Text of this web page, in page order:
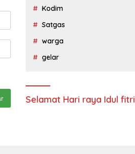
Kodim
Satgas
warga
gelar
Selamat Hari raya Idul fitri